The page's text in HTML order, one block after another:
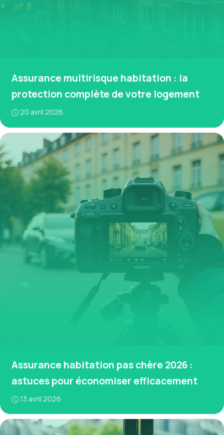
Assurance multirisque habitation : la
protection complète de votre logement
20 avril 2026
Assurance habitation pas chère 2026 :
astuces pour économiser efficacement
13 avril 2026